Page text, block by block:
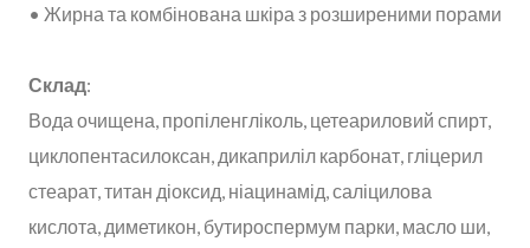
• Жирна та комбінована шкіра з розширеними порами
Склад:
Вода очищена, пропіленгліколь, цетеариловий спирт,
циклопентасилоксан, дикаприліл карбонат, гліцерил
стеарат, титан діоксид, ніацинамід, саліцилова
кислота, диметикон, бутироспермум парки, масло ши,